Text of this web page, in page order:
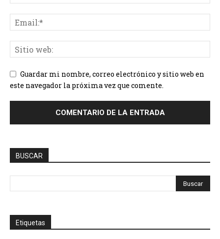
Guardar mi nombre, correo electrónico y sitio web en
este navegador la próxima vez que comente.
BUSCAR
Etiquetas